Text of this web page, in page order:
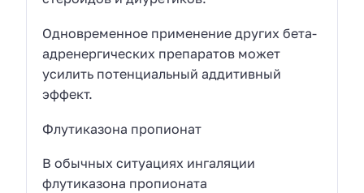
Одновременное применение других бета-
адренергических препаратов может
усилить потенциальный аддитивный
эффект.
Флутиказона пропионат
В обычных ситуациях ингаляции
флутиказона пропионата